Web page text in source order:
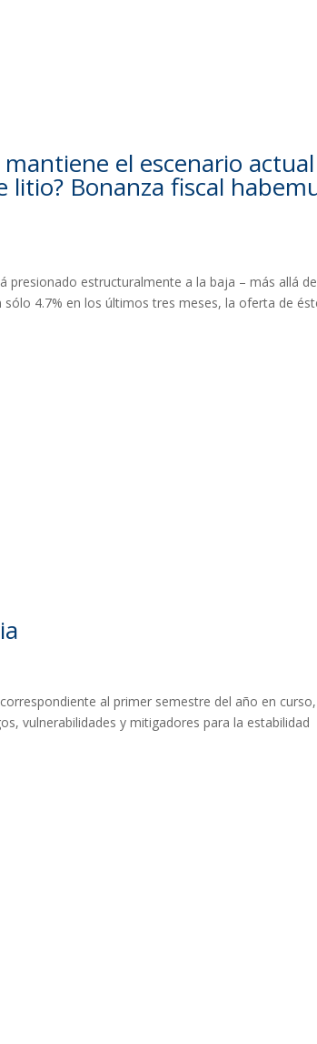
el escenario actual
litio? Bonanza fiscal
presionado estructuralmente a la baja – más allá
4.7% en los últimos tres meses, la oferta de
al primer semestre del año en curso,
vulnerabilidades y mitigadores para la estabilidad